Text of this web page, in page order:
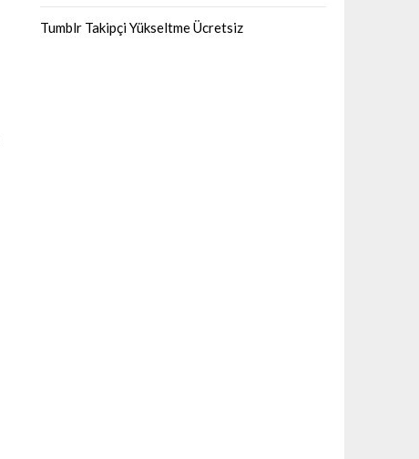
Tumblr Takipçi Yükseltme Ücretsiz